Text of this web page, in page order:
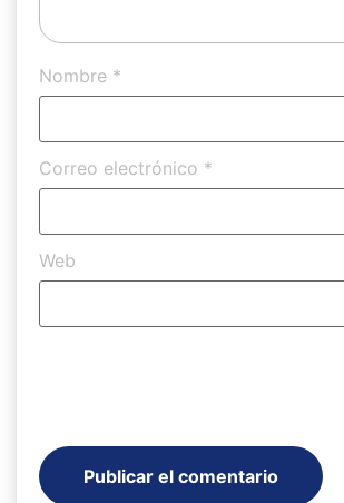
Nombre *
Correo electrónico *
Web